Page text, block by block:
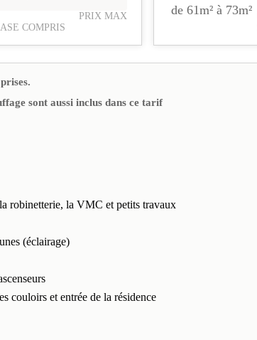
PRIX MAX
COMPRIS
de 61m² à 73m²
sont aussi inclus dans ce tarif
robinetterie, la VMC et petits travaux
(éclairage)
couloirs et entrée de la résidence